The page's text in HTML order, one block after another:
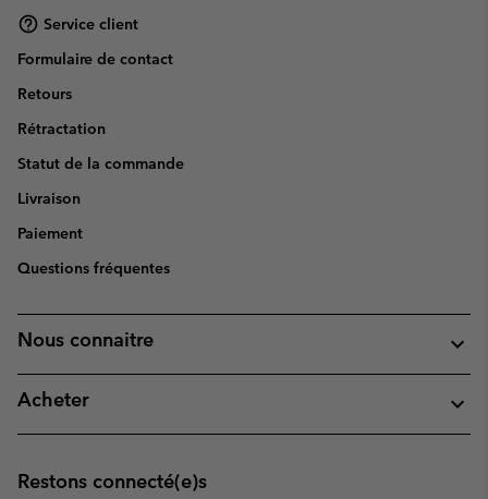
Service client
Formulaire de contact
Retours
Rétractation
Statut de la commande
Livraison
Paiement
Questions fréquentes
Nous connaitre
Acheter
Restons connecté(e)s